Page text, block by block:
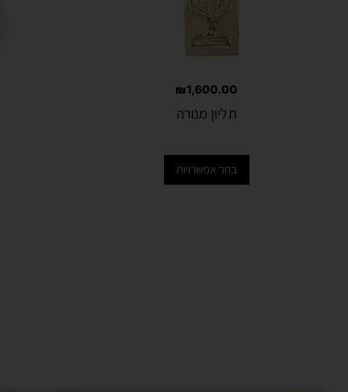
תליון מנורה
₪1,600.00
בחר אפשרויות